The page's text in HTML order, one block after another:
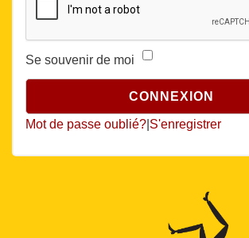
Se souvenir de moi
Mot de passe oublié? S'enregistrer